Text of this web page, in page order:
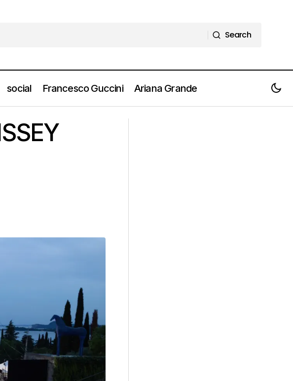
Search
social Francesco Guccini Ariana Grande
al Vittoriale [Info e Biglietti]